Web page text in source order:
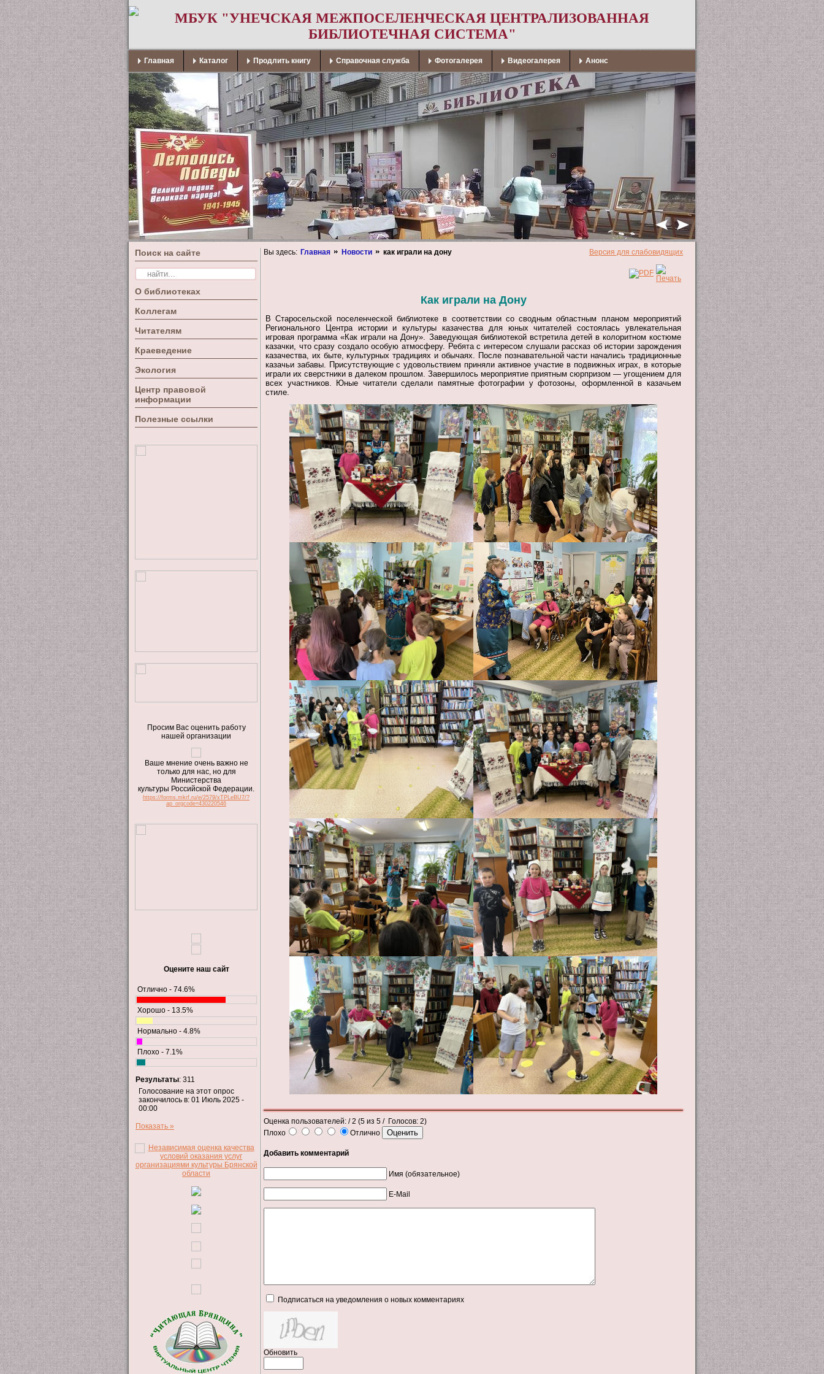
МБУК "УНЕЧСКАЯ МЕЖПОСЕЛЕНЧЕСКАЯ ЦЕНТРАЛИЗОВАННАЯ
БИБЛИОТЕЧНАЯ СИСТЕМА"
Главная Каталог Продлить книгу Справочная служба Фотогалерея Видеогалерея Анонс
Поиск на сайте
О библиотеках
Коллегам
Читателям
Краеведение
Экология
Центр правовой
информации
Полезные ссылки
Просим Вас оценить работу
нашей организации
Ваше мнение очень важно не
только для нас, но для
Министерства
культуры Российской Федерации.
https://forms.mkrf.ru/e/2579/xTPLeBU7/?
ap_orgcode=430220546
Оцените наш сайт
Отлично - 74.6%
Хорошо - 13.5%
Нормально - 4.8%
Плохо - 7.1%
Результаты: 311
Голосование на этот опрос
закончилось в: 01 Июль 2025 -
00:00
Показать »
Вы здесь: Главная Новости как играли на дону Версия для слабовидящих
Как играли на Дону
В Старосельской поселенческой библиотеке в соответствии со сводным областным планом мероприятий
Регионального Центра истории и культуры казачества для юных читателей состоялась увлекательная
игровая программа «Как играли на Дону». Заведующая библиотекой встретила детей в колоритном костюме
казачки, что сразу создало особую атмосферу. Ребята с интересом слушали рассказ об истории зарождения
казачества, их быте, культурных традициях и обычаях. После познавательной части начались традиционные
казачьи забавы. Присутствующие с удовольствием приняли активное участие в подвижных играх, в которые
играли их сверстники в далеком прошлом. Завершилось мероприятие приятным сюрпризом — угощением для
всех участников.
Юные читатели сделали памятные фотографии у фотозоны, оформленной в казачьем
стиле.
Оценка пользователей: / 2 (5 из 5 / Голосов: 2)
Плохо
Отлично
Добавить комментарий
Имя (обязательное)
E-Mail
Подписаться на уведомления о новых комментариях
Обновить